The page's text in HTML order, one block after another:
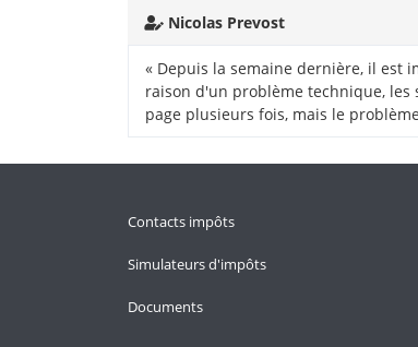
Nicolas Prevost
« Depuis la semaine dernière, il est
raison d'un problème technique, les
page plusieurs fois, mais le
Contacts impôts
Simulateurs d'impôts
Documents